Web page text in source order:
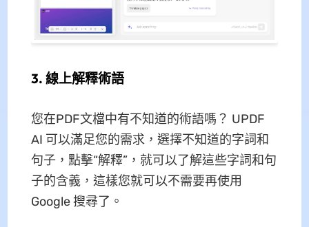
3. 線上解釋術語
您在PDF文檔中有不知道的術語嗎？ UPDF
AI 可以滿足您的需求，選擇不知道的字詞和
句子，點擊“解釋”，就可以了解這些字詞和句
子的含義，這樣您就可以不需要再使用
Google 搜尋了。